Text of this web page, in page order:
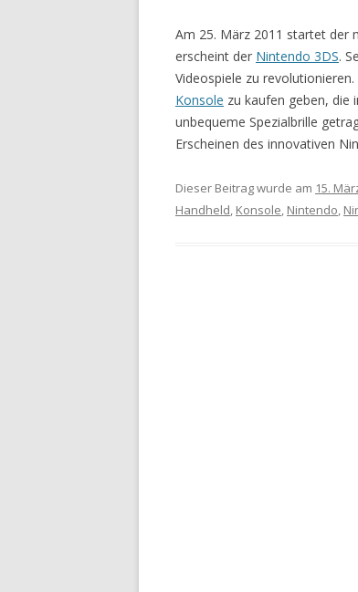
Am 25. März 2011 startet der
erscheint der Nintendo 3DS.
Videospiele zu
Konsole zu kaufen geben, die
unbequeme Spezialbrille
Erscheinen des innovativen
Dieser Beitrag wurde am 15.
Handheld, Konsole, Nintendo,